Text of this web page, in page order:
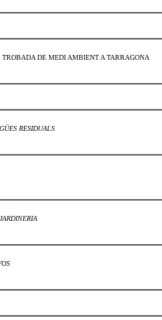
TROBADA DE MEDI AMBIENT A TARRAGONA
RESIDUALS